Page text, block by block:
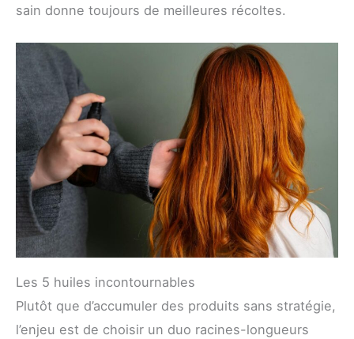
sain donne toujours de meilleures récoltes.
Les 5 huiles incontournables
Plutôt que d’accumuler des produits sans stratégie,
l’enjeu est de choisir un duo racines-longueurs